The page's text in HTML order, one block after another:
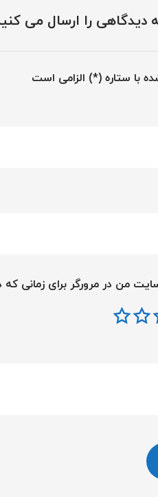
را ارسال می کنید
با ستاره (*) الزامی است
من در مرورگر برای زمانی